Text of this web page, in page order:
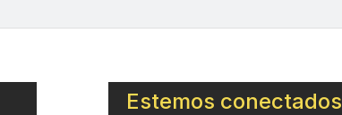
Estemos conectados